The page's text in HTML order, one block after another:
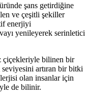
şans getirdiğine
ve çeşitli şekiller
enerjiyi
yenileyerek serinletici
çiçekleriyle bilinen bir
artıran bir bitki
olan insanlar için
de bilinir.